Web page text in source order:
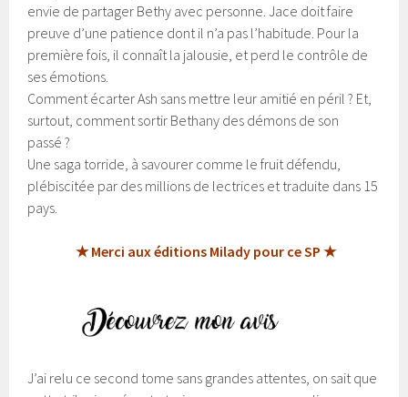
envie de partager Bethy avec personne. Jace doit faire
preuve d’une patience dont il n’a pas l’habitude. Pour la
première fois, il connaît la jalousie, et perd le contrôle de
ses émotions.
Comment écarter Ash sans mettre leur amitié en péril ? Et,
surtout, comment sortir Bethany des démons de son
passé ?
Une saga torride, à savourer comme le fruit défendu,
plébiscitée par des millions de lectrices et traduite dans 15
pays.
★ Merci aux éditions Milady pour ce SP ★
J’ai relu ce second tome sans grandes attentes, on sait que